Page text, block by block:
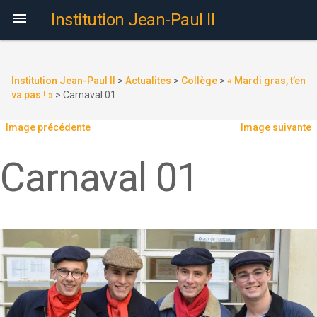
 Institution Jean-Paul II
Institution Jean-Paul II > Actualites > Collège > « Mardi gras, t’en
va pas ! » > Carnaval 01
Image précédente Image suivante
Carnaval 01